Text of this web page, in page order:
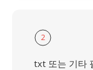
2
txt 또는 기타